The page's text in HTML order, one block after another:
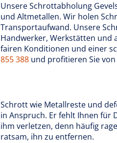
Unsere Schrottabholung
und Altmetallen. Wir holen
Transportaufwand. Unsere
Handwerker, Werkstätten und
fairen Konditionen und einer
855 388 und profitieren Sie
Schrott wie Metallreste und
in Anspruch. Er fehlt Ihnen für
ihm verletzen, denn häufig
ratsam, ihn zu entfernen.